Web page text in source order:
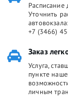
Расписание
Уточнить
автовокзала:
+7 (3466)
Заказ
Услуга,
пункте
личным